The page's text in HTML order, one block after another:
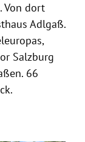
Von dort
Adlgaß.
Salzburg
66